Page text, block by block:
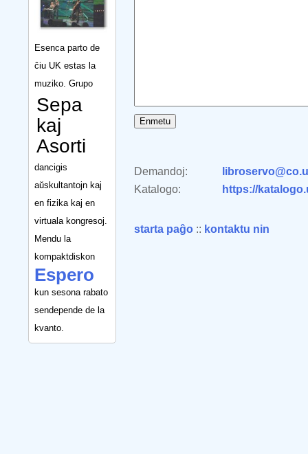
Esenca parto de
ĉiu UK estas la
muziko. Grupo
Sepa
kaj
Asorti
dancigis
aŭskultantojn kaj
en fizika kaj en
virtuala kongresoj.
Mendu la
kompaktdiskon
Espero
kun sesona rabato
sendepende de la
kvanto.
Demandoj:
Katalogo:
https://
starta paĝo :: kontaktu nin